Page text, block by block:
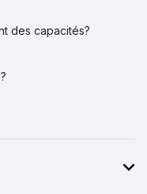
des capacités?